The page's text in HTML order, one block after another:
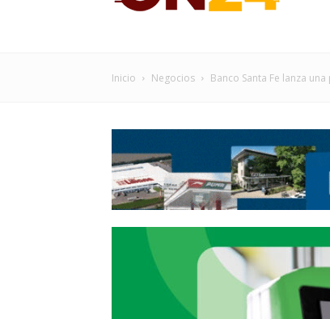
Inicio Negocios Banco Santa Fe lanza